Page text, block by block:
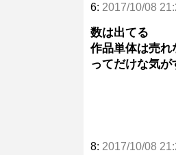
6: 2017/10/08
数は出てる
作品単体は売れ
ってだけな気が
8: 2017/10/08